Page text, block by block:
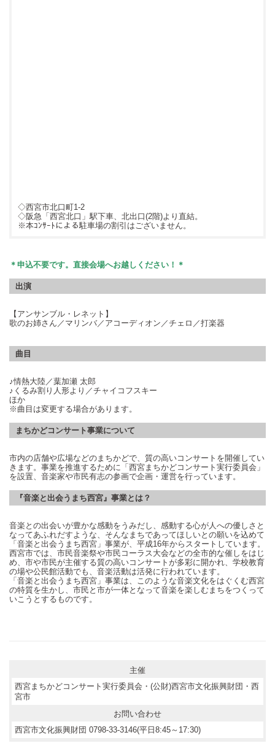
◇西宮市北口町1-2
◇阪急「西宮北口」駅下車、北出口(2階)より直結。
※本ｺﾝｻｰﾄによる駐車場の割引はございません。
＊申込不要です。直接会場へお越しください！＊
出演
【アンサンブル・レネット】
歌のお姉さん／マリンバ／アコーディオン／チェロ／打楽器
曲目
♪情熱大陸／葉加瀬 太郎
♪くるみ割り人形より／チャイコフスキー
ほか
※曲目は変更する場合があります。
まちかどコンサート事業について
市内の店舗や広場などのまちかどで、質の高いコンサートを開催してい
きます。事業を推進するために「西宮まちかどコンサート実行委員会」
を設置、音楽家や市民有志の参画で企画・運営を行っています。
『音楽と出会うまち西宮』事業とは？
音楽との出会いが豊かな感動をうみだし、感動する心が人への優しさと
なってあふれだすような、そんなまちであってほしいとの願いを込めて
「音楽と出会うまち西宮」事業が、平成16年からスタートしています。
西宮市では、市民音楽祭や市民コーラス大会などの全市的な催しをはじ
め、市や市民が主催する質の高いコンサートが多彩に開かれ、学校教育
の場や公民館活動でも、音楽活動は活発に行われています。
「音楽と出会うまち西宮」事業は、このような音楽文化をはぐくむ西宮
の特質を生かし、市民と市が一体となって音楽を楽しむまちをつくって
いこうとするものです。
主催
西宮まちかどコンサート実行委員会・(公財)西宮市文化振興財団・西
宮市
お問い合わせ
西宮市文化振興財団 0798-33-3146(平日8:45～17:30)